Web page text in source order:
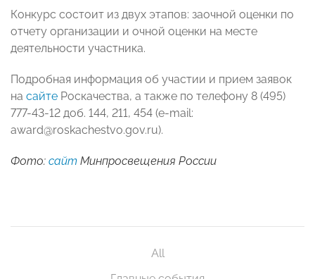
Конкурс состоит из двух этапов: заочной оценки по
отчету организации и очной оценки на месте
деятельности участника.
Подробная информация об участии и прием заявок
на сайте Роскачества, а также по телефону 8 (495)
777-43-12 доб. 144, 211, 454 (e-mail:
award@roskachestvo.gov.ru).
Фото: сайт Минпросвещения России
All